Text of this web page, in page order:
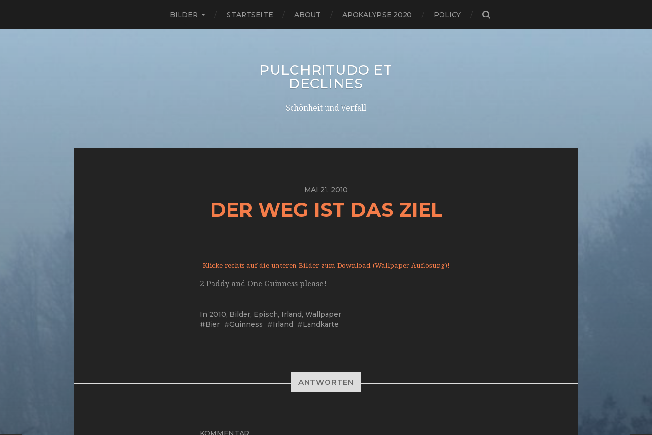
BILDER STARTSEITE ABOUT APOKALYPSE 2020 POLICY
PULCHRITUDO ET
DECLINES
Schönheit und Verfall
MAI 21, 2010
DER WEG IST DAS ZIEL
Klicke rechts auf die unteren Bilder zum Download (Wallpaper Auflösung)!
2 Paddy and One Guinness please!
In 2010, Bilder, Episch, Irland, Wallpaper
Bier
Guinness Irland Landkarte
ANTWORTEN
KOMMENTAR